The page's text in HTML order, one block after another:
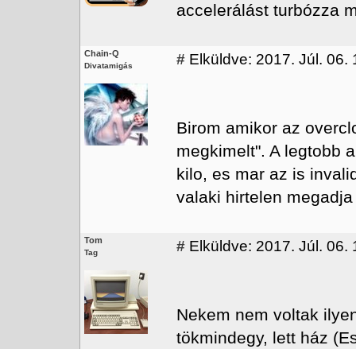
accelerálást turbózza
Chain-Q
Divatamigás # Elküldve: 2017. Júl. 06.
Birom amikor az
megkimelt". A legtobb
kilo, es mar az is
valaki hirtelen
Tom
Tag # Elküldve: 2017. Júl. 06.
Nekem nem voltak
tökmindegy, lett ház